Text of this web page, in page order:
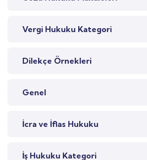
Vergi Hukuku Kategori
Dilekçe Örnekleri
Genel
İcra ve İflas Hukuku
İş Hukuku Kategori